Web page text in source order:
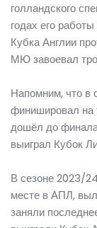
голландского
годах его
Кубка Англии
МЮ завоевал
Напомним, что в
финишировал на
дошёл до
выиграл Кубок
В сезоне 2023/
месте в АПЛ,
заняли